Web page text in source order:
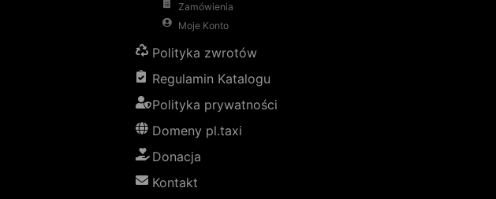
Zamówienia
Moje Konto
Polityka zwrotów
Regulamin Katalogu
Polityka prywatności
Domeny pl.taxi
Donacja
Kontakt